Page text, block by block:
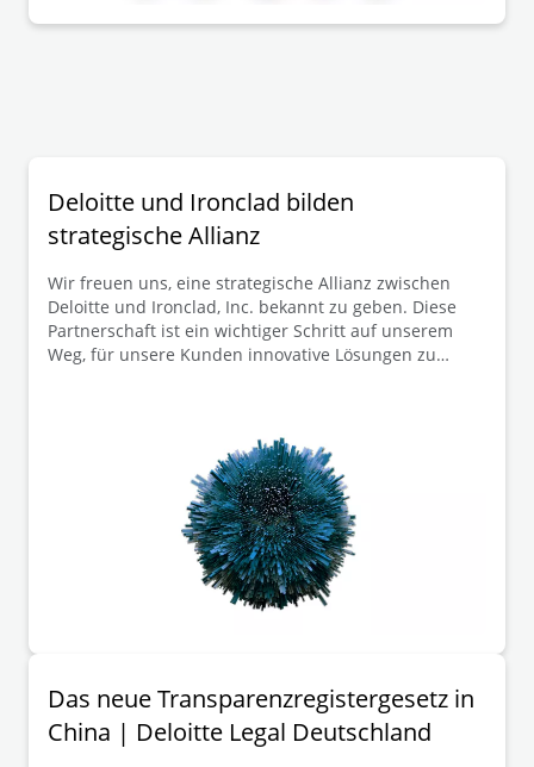
Deloitte und Ironclad bilden
strategische Allianz
Wir freuen uns, eine strategische Allianz zwischen
Deloitte und Ironclad, Inc. bekannt zu geben. Diese
Partnerschaft ist ein wichtiger Schritt auf unserem
Weg, für unsere Kunden innovative Lösungen zu
Das neue Transparenzregistergesetz in
China | Deloitte Legal Deutschland